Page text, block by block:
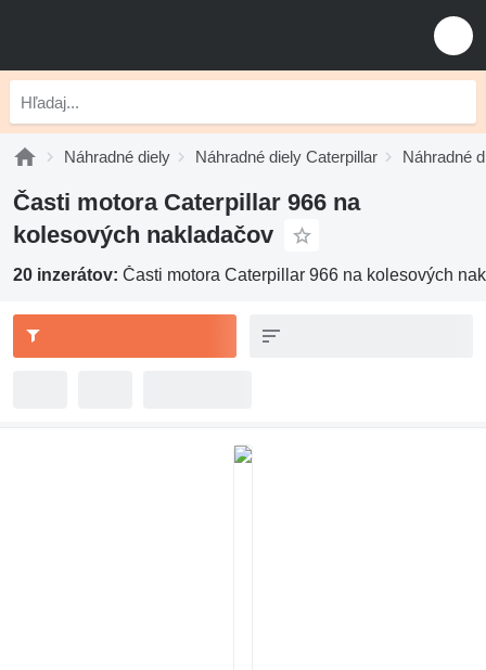
Náhradné diely Náhradné diely Caterpillar Náhradné
Časti motora Caterpillar 966 na
kolesových nakladačov
20 inzerátov: Časti motora Caterpillar 966 na kolesových